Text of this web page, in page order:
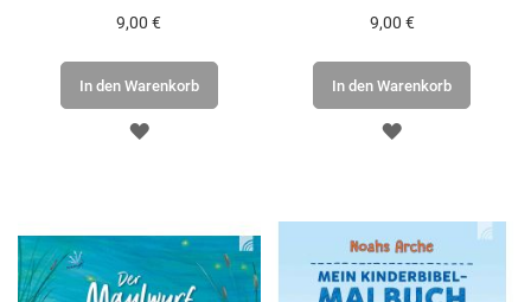
9,00 €
In den Warenkorb
ZUR
9,00 €
In den Warenkorb
ZUR